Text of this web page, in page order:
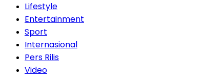
Lifestyle
Entertainment
Sport
Internasional
Pers Rilis
Video